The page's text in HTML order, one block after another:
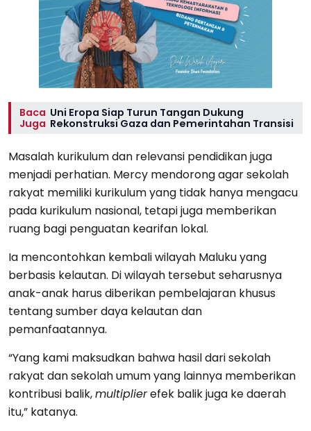
Baca
Juga
Uni Eropa Siap Turun Tangan Dukung
Rekonstruksi Gaza dan Pemerintahan Transisi
Masalah kurikulum dan relevansi pendidikan juga
menjadi perhatian. Mercy mendorong agar sekolah
rakyat memiliki kurikulum yang tidak hanya mengacu
pada kurikulum nasional, tetapi juga memberikan
ruang bagi penguatan kearifan lokal.
Ia mencontohkan kembali wilayah Maluku yang
berbasis kelautan. Di wilayah tersebut seharusnya
anak-anak harus diberikan pembelajaran khusus
tentang sumber daya kelautan dan
pemanfaatannya.
“Yang kami maksudkan bahwa hasil dari sekolah
rakyat dan sekolah umum yang lainnya memberikan
kontribusi balik,multiplierefek balik juga ke daerah
itu,” katanya.